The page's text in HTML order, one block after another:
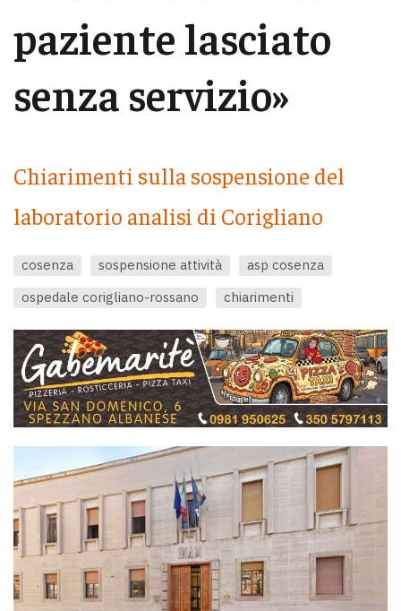
paziente lasciato
senza servizio»
Chiarimenti sulla sospensione del
laboratorio analisi di Corigliano
cosenza sospensione attività
asp cosenza
ospedale corigliano-rossano
chiarimenti